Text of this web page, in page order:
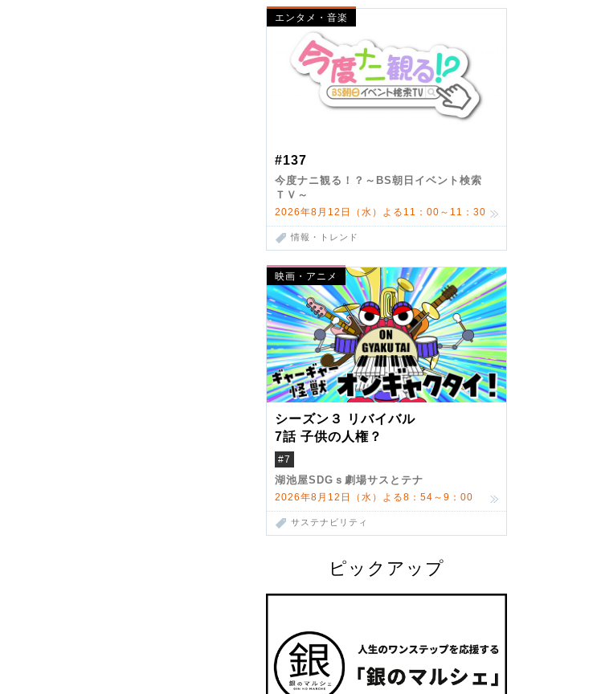
エンタメ・音楽
#137
今度ナニ観る！？～BS朝日イベント検索
ＴＶ～
2026年8月12日（水）よる11：00～11：30
情報・トレンド
映画・アニメ
シーズン３ リバイバル
7話 子供の人権？
#7
湖池屋SDGｓ劇場サスとテナ
2026年8月12日（水）よる8：54～9：00
サステナビリティ
ピックアップ